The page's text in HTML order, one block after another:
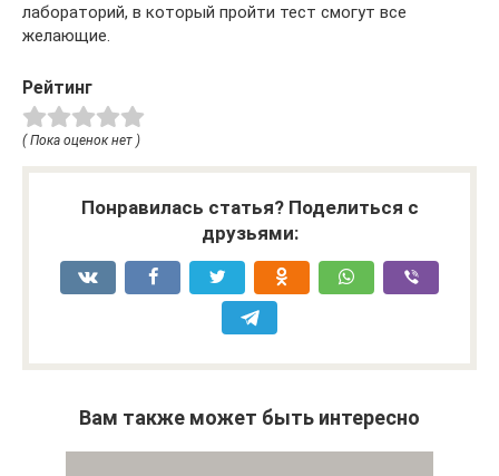
лабораторий, в который пройти тест смогут все
желающие.
Рейтинг
( Пока оценок нет )
Понравилась статья? Поделиться с
друзьями:
Вам также может быть интересно